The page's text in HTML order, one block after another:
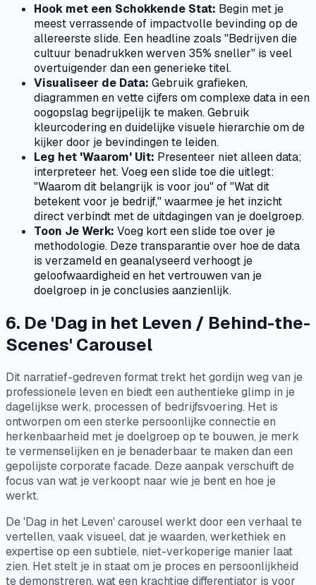
Hook met een Schokkende Stat: Begin met je
meest verrassende of impactvolle bevinding op de
allereerste slide. Een headline zoals "Bedrijven die
cultuur benadrukken werven 35% sneller" is veel
overtuigender dan een generieke titel.
Visualiseer de Data: Gebruik grafieken,
diagrammen en vette cijfers om complexe data in een
oogopslag begrijpelijk te maken. Gebruik
kleurcodering en duidelijke visuele hierarchie om de
kijker door je bevindingen te leiden.
Leg het 'Waarom' Uit: Presenteer niet alleen data;
interpreteer het. Voeg een slide toe die uitlegt:
"Waarom dit belangrijk is voor jou" of "Wat dit
betekent voor je bedrijf," waarmee je het inzicht
direct verbindt met de uitdagingen van je doelgroep.
Toon Je Werk: Voeg kort een slide toe over je
methodologie. Deze transparantie over hoe de data
is verzameld en geanalyseerd verhoogt je
geloofwaardigheid en het vertrouwen van je
doelgroep in je conclusies aanzienlijk.
6. De 'Dag in het Leven / Behind-the-
Scenes' Carousel
Dit narratief-gedreven format trekt het gordijn weg van je
professionele leven en biedt een authentieke glimp in je
dagelijkse werk, processen of bedrijfsvoering. Het is
ontworpen om een sterke persoonlijke connectie en
herkenbaarheid met je doelgroep op te bouwen, je merk
te vermenselijken en je benaderbaar te maken dan een
gepolijste corporate facade. Deze aanpak verschuift de
focus van wat je verkoopt naar wie je bent en hoe je
werkt.
De 'Dag in het Leven' carousel werkt door een verhaal te
vertellen, vaak visueel, dat je waarden, werkethiek en
expertise op een subtiele, niet-verkoperige manier laat
zien. Het stelt je in staat om je proces en persoonlijkheid
te demonstreren, wat een krachtige differentiator is voor